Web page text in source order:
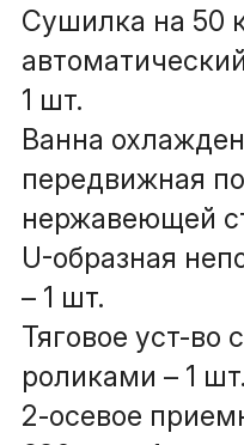
Сушилка на 50
1 шт.
Ванна
передвижная
нержавеющей
U-образная
– 1 шт.
Тяговое уст-
роликами – 1 шт.
2-осевое